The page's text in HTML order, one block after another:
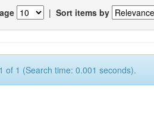
| Sort items by
of 1 (Search time: 0.001 seconds).